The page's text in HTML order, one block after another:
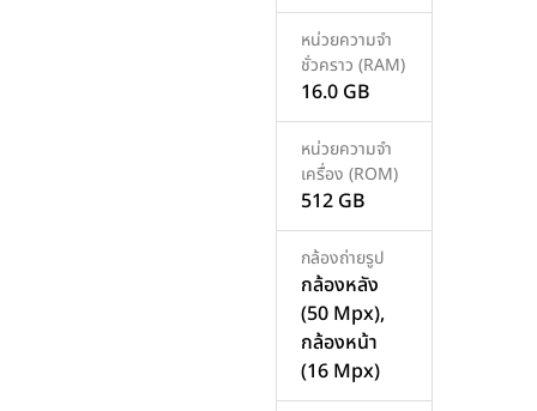
หน่วยความจำ
ชั่วคราว (RAM)
16.0 GB
หน่วยความจำ
เครื่อง (ROM)
512 GB
กล้องถ่ายรูป
กล้องหลัง
(50 Mpx),
กล้องหน้า
(16 Mpx)